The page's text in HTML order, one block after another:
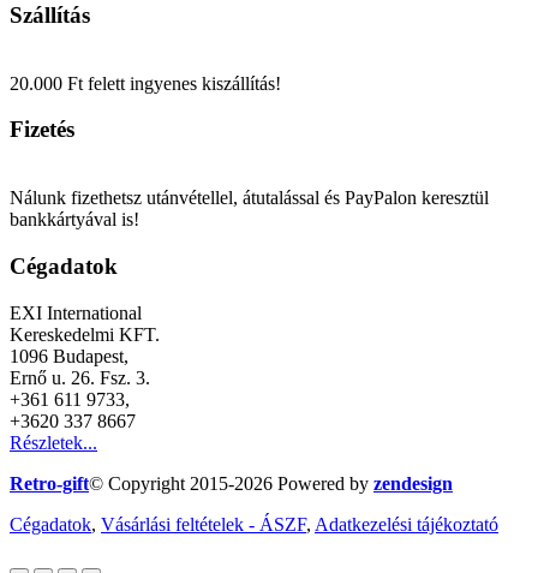
Szállítás
20.000 Ft felett ingyenes kiszállítás!
Fizetés
Nálunk fizethetsz utánvétellel, átutalással és PayPalon keresztül
bankkártyával is!
Cégadatok
EXI International
Kereskedelmi KFT.
1096 Budapest,
Ernő u. 26. Fsz. 3.
+361 611 9733,
+3620 337 8667
Részletek...
Retro-gift© Copyright 2015-2026 Powered by zendesign
Cégadatok, Vásárlási feltételek - ÁSZF, Adatkezelési tájékoztató